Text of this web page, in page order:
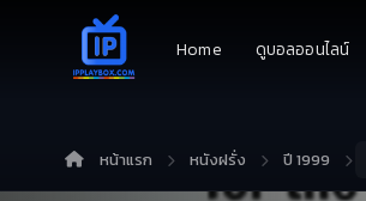
Home ดูบอลออนไลน์
หน้าแรก หนังฝรั่ง ปี 1999